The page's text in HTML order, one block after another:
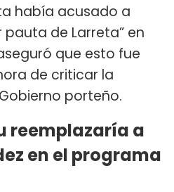
había acusado a
pauta de Larreta” en
que esto fue
de criticar la
porteño.
reemplazaría a
en el programa